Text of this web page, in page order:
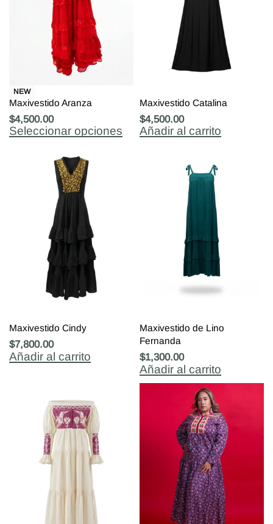
NEW
Maxivestido Aranza
$4,500.00
Seleccionar opciones
Maxivestido Catalina
$4,500.00
Añadir al carrito
Maxivestido Cindy
$7,800.00
Añadir al carrito
Maxivestido de Lino
Fernanda
$1,300.00
Añadir al carrito